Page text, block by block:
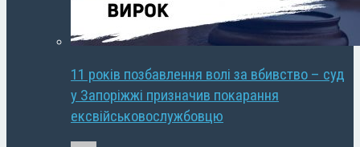
11 років позбавлення волі за вбивство – суд
у Запоріжжі призначив покарання
ексвійськовослужбовцю